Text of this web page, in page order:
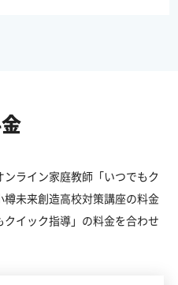
ライン家庭教師「いつでもク
未来創造高校対策講座の料金
イック指導」の料金を合わせ